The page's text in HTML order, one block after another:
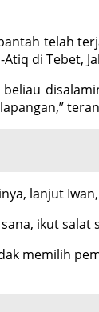
telah
di Tebet,
lanjut
ikut salat
memilih